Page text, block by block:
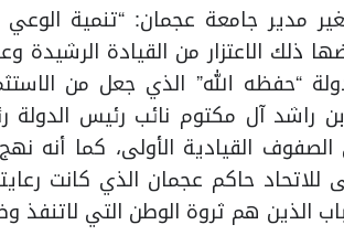
مدير جامعة عجمان: “تنمية
ذلك الاعتزار من القيادة
“حفظه الله” الذي جعل من
راشد آل مكتوم نائب رئيس الدولة
الصفوف القيادية الأولى، كما أنه
حاكم عجمان الذي كانت
الذين هم ثروة الوطن التي لاتنفذ